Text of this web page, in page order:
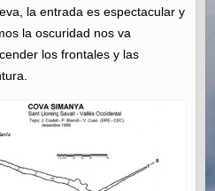
la entrada es espectacular y
la oscuridad nos va
los frontales y las